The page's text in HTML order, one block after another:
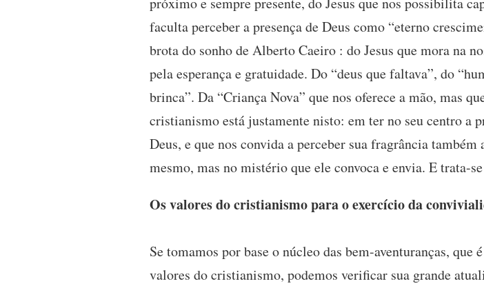
faculta perceber a presença de Deus como “eterno
brota do sonho de Alberto Caeiro : do Jesus que mora na
pela esperança e gratuidade. Do “deus que faltava”, do
brinca”. Da “Criança Nova” que nos oferece a mão, mas
cristianismo está justamente nisto: em ter no seu centro a
Deus, e que nos convida a perceber sua fragrância
mesmo, mas no mistério que ele convoca e envia. E trata-
Os valores do cristianismo para o exercício da
Se tomamos por base o núcleo das bem-aventuranças,
valores do cristianismo, podemos verificar sua grande